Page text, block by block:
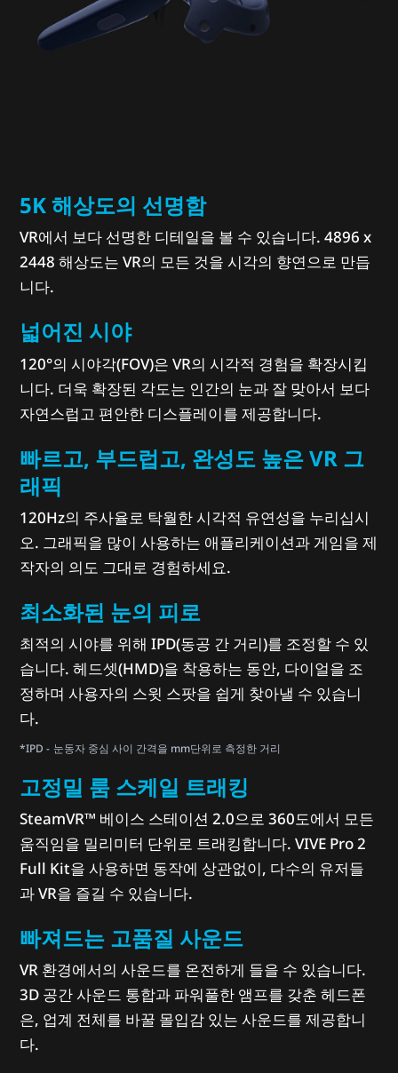
5K 해상도의 선명함
VR에서 보다 선명한 디테일을 볼 수 있습니다. 4896 x
2448 해상도는 VR의 모든 것을 시각의 향연으로 만듭
니다.
넓어진 시야
120°의 시야각(FOV)은 VR의 시각적 경험을 확장시킵
니다. 더욱 확장된 각도는 인간의 눈과 잘 맞아서 보다
자연스럽고 편안한 디스플레이를 제공합니다.
빠르고, 부드럽고, 완성도 높은 VR 그
래픽
120Hz의 주사율로 탁월한 시각적 유연성을 누리십시
오. 그래픽을 많이 사용하는 애플리케이션과 게임을 제
작자의 의도 그대로 경험하세요.
최소화된 눈의 피로
최적의 시야를 위해 IPD(동공 간 거리)를 조정할 수 있
습니다. 헤드셋(HMD)을 착용하는 동안, 다이얼을 조
정하며 사용자의 스윗 스팟을 쉽게 찾아낼 수 있습니
다.
*IPD - 눈동자 중심 사이 간격을 mm단위로 측정한 거리
고정밀 룸 스케일 트래킹
SteamVR™ 베이스 스테이션 2.0으로 360도에서 모든
움직임을 밀리미터 단위로 트래킹합니다. VIVE Pro 2
Full Kit을 사용하면 동작에 상관없이, 다수의 유저들
과 VR을 즐길 수 있습니다.
빠져드는 고품질 사운드
VR 환경에서의 사운드를 온전하게 들을 수 있습니다.
3D 공간 사운드 통합과 파워풀한 앰프를 갖춘 헤드폰
은, 업계 전체를 바꿀 몰입감 있는 사운드를 제공합니
다.